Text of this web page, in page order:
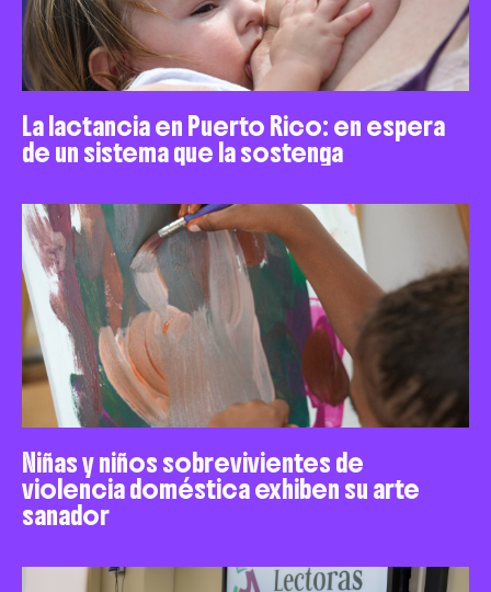
La lactancia en Puerto Rico: en espera
de un sistema que la sostenga
Niñas y niños sobrevivientes de
violencia doméstica exhiben su arte
sanador